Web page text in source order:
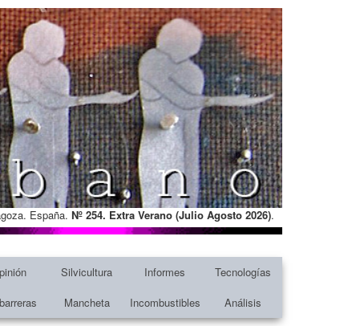
España. Nº 254. Extra Verano (Julio Agosto 2026).
Silvicultura Informes
Tecnologías
Mancheta Incombustibles Análisis